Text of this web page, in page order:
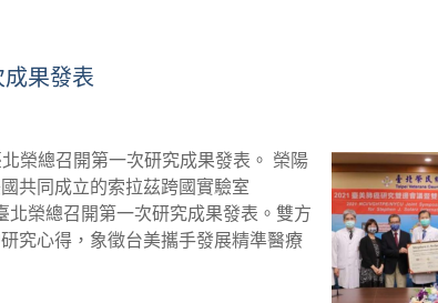
果發表
榮總召開第一次研究成果發表。 榮陽
共同成立的索拉茲跨國實驗室
榮總召開第一次研究成果發表。雙方
究心得，象徵台美攜手發展精準醫療